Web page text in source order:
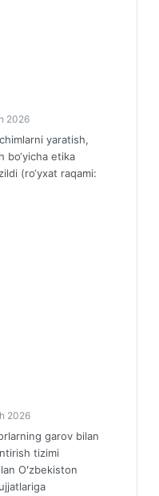
2026
yaratish,
bo‘yicha etika
(ro‘yxat raqami:
2026
garov bilan
tizimi
Oʻzbekiston